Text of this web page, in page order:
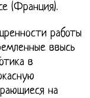
(Франция).
работы
ввысь
в
на